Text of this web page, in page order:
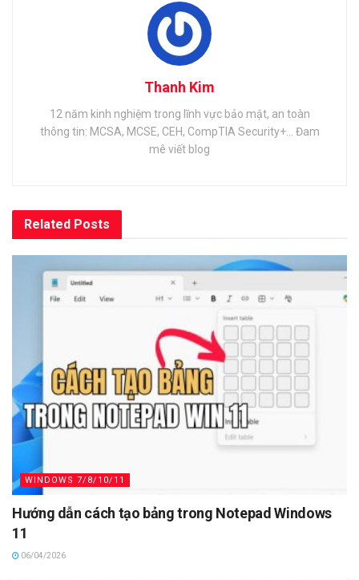
Thanh Kim
12 năm kinh nghiệm trong lĩnh vực bảo mật, an toàn
thông tin: MCSA, MCSE, CEH, CompTIA Security+... Đam
mê viết blog
Related Posts
WINDOWS 7/8/10/11
Hướng dẫn cách tạo bảng trong Notepad Windows
11
06/04/2026